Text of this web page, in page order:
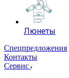
Люнеты
Спецпредложения
Контакты
Сервис